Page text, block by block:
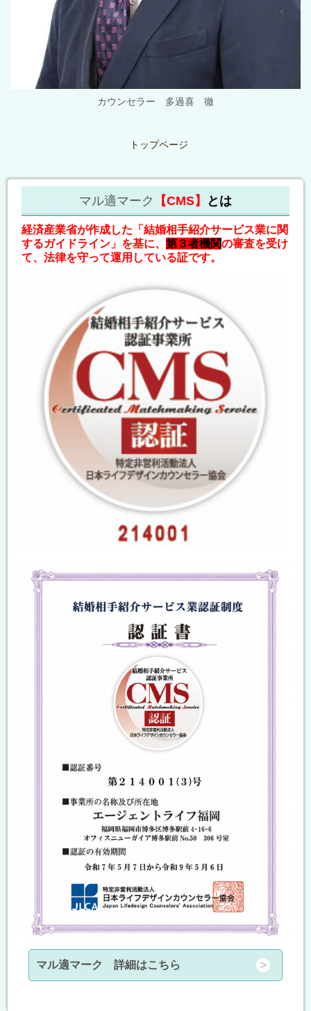
カウンセラー 多過喜 徹
トップページ
マル適マーク 【CMS】 とは
経済産業省が作成した「結婚相手紹介サービス業に関
するガイドライン」を基に、 第３者機関の審査を受け
て、法律を守って運用している証です。
マル適マーク 詳細はこちら